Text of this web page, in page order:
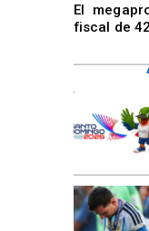
El
fiscal de